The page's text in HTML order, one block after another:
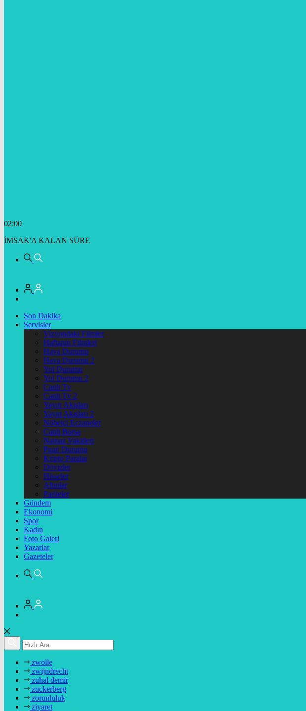
02:00
İMSAK'A KALAN SÜRE
Son Dakika
Servisler
Vizyondaki Filmler
Haftanin Filmleri
Hava Durumu
Hava Durumu 2
Yol Durumu
Yol Durumu 2
Canlı Tv
Canlı Tv 2
Yayın Akışları
Yayın Akışları 2
Nöbetçi Eczaneler
Canlı Borsa
Namaz Vakitleri
Puan Durumu
Kripto Paralar
Dövizler
Hisseler
Altınlar
Pariteler
Gündem
Ekonomi
Spor
Kadın
Foto Galeri
Yazarlar
Gazeteler
zwolle
zwijndrecht
zuhal demir
zuckerberg
zorunluluk
ziyaret